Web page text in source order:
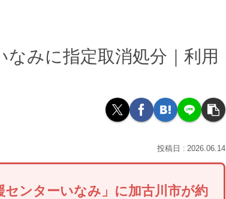
なみに指定取消処分｜利用
2026.06.14
ンターいなみ」に加古川市が約